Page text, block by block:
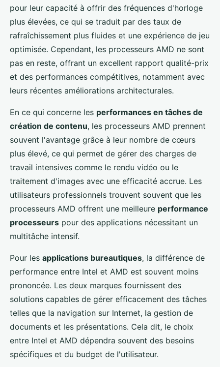
pour leur capacité à offrir des fréquences d'horloge
plus élevées, ce qui se traduit par des taux de
rafraîchissement plus fluides et une expérience de jeu
optimisée. Cependant, les processeurs AMD ne sont
pas en reste, offrant un excellent rapport qualité-prix
et des performances compétitives, notamment avec
leurs récentes améliorations architecturales.
En ce qui concerne les performances en tâches de
création de contenu, les processeurs AMD prennent
souvent l'avantage grâce à leur nombre de cœurs
plus élevé, ce qui permet de gérer des charges de
travail intensives comme le rendu vidéo ou le
traitement d'images avec une efficacité accrue. Les
utilisateurs professionnels trouvent souvent que les
processeurs AMD offrent une meilleure performance
processeurs pour des applications nécessitant un
multitâche intensif.
Pour les applications bureautiques, la différence de
performance entre Intel et AMD est souvent moins
prononcée. Les deux marques fournissent des
solutions capables de gérer efficacement des tâches
telles que la navigation sur Internet, la gestion de
documents et les présentations. Cela dit, le choix
entre Intel et AMD dépendra souvent des besoins
spécifiques et du budget de l'utilisateur.